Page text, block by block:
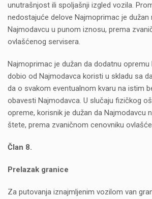
unutrašnjost ili spoljašnji izgled vozila.
nedostajuće delove Najmoprimac je dužan
Najmodavcu u punom iznosu, prema
ovlašćenog servisera.
Najmoprimac je dužan da dodatnu opremu
dobio od Najmodavca koristi u skladu sa
da o svakom eventualnom kvaru na istim
obavesti Najmodavca. U slučaju fizičkog
opreme, korisnik je dužan da Najmodavcu
štete, prema zvaničnom cenovniku
Član 8.
Prelazak granice
Za putovanja iznajmljenim vozilom van